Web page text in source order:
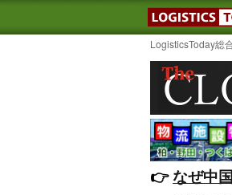
LogisticsToday総
👉️なぜ中